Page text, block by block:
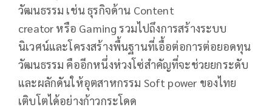
วัฒนธรรม เช่น ธุรกิจด้าน Content
creator หรือ Gaming รวมไปถึงการสร้างระบบ
นิเวศน์และโครงสร้างพื้นฐานที่เอื้อต่อการต่อยอดทุน
วัฒนธรรม คืออีกหนึ่งห่วงโซ่สำคัญที่จะช่วยยกระดับ
และผลักดันให้อุตสาหกรรม Soft power ของไทย
เติบโตได้อย่างก้าวกระโดด